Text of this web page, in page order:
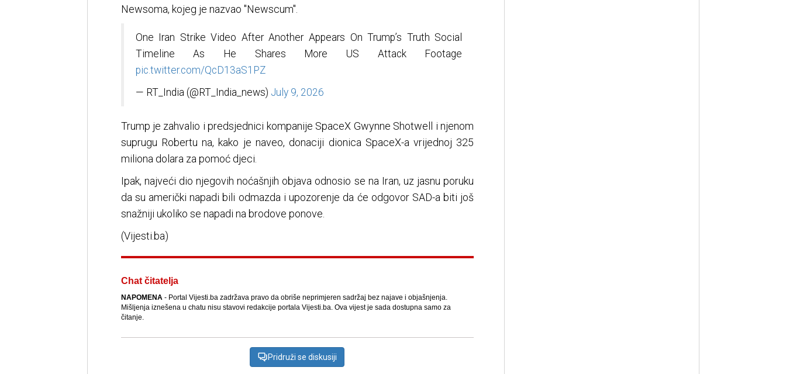
Newsoma, kojeg je nazvao "Newscum".
One Iran Strike Video After Another Appears On Trump’s Truth Social
Timeline As He Shares More US Attack Footage
pic.twitter.com/QcD13aS1PZ
— RT_India (@RT_India_news) July 9, 2026
Trump je zahvalio i predsjednici kompanije SpaceX Gwynne Shotwell i njenom
suprugu Robertu na, kako je naveo, donaciji dionica SpaceX-a vrijednoj 325
miliona dolara za pomoć djeci.
Ipak, najveći dio njegovih noćašnjih objava odnosio se na Iran, uz jasnu poruku
da su američki napadi bili odmazda i upozorenje da će odgovor SAD-a biti još
snažniji ukoliko se napadi na brodove ponove.
(Vijesti.ba)
Chat čitatelja
NAPOMENA- Portal Vijesti.ba zadržava pravo da obriše neprimjeren sadržaj bez najave i objašnjenja.
Mišljenja iznešena u chatu nisu stavovi redakcije portala Vijesti.ba. Ova vijest je sada dostupna samo za
čitanje.
Pridruži se diskusiji